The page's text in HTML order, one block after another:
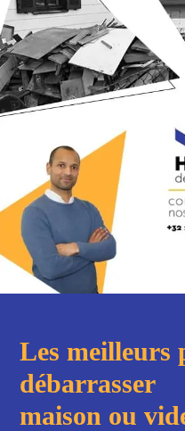
Les meilleurs
débarrasser
maison ou